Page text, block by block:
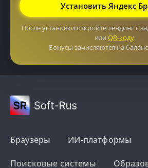
Установить Яндекс
После установки откройте лендинг с
или QR-коду.
Бонусы зачисляются на
Браузеры ИИ-платформы
Поисковые системы